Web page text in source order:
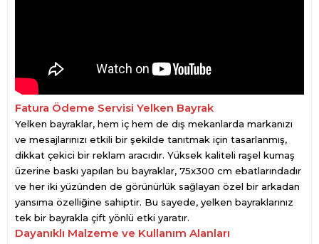
Fatura Ödeme Servisi Yelken Bayrak
Yelken bayraklar, hem iç hem de dış mekanlarda markanızı
ve mesajlarınızı etkili bir şekilde tanıtmak için tasarlanmış,
dikkat çekici bir reklam aracıdır. Yüksek kaliteli raşel kumaş
üzerine baskı yapılan bu bayraklar, 75x300 cm ebatlarındadır
ve her iki yüzünden de görünürlük sağlayan özel bir arkadan
yansıma özelliğine sahiptir. Bu sayede, yelken bayraklarınız
tek bir bayrakla çift yönlü etki yaratır.
Dayanıklı Malzeme ve Kullanım Alanları